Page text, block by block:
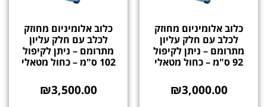
כלוב אלומיניום מחוזק
לכלב עם חלק עליון
מתרומם – ניתן לקיפול
92 ס"מ – כחול מטאלי
₪3,000.00
כלוב אלומיניום מחוזק
לכלב עם חלק עליון
מתרומם – ניתן לקיפול
102 ס"מ – כחול מטאלי
₪3,500.00